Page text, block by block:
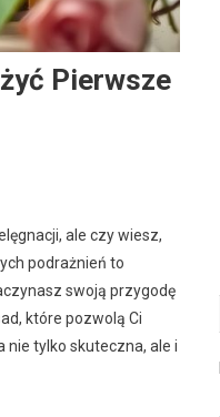
Pierwsze
ale czy wiesz,
podrażnień to
swoją przygodę
które pozwolą Ci
nie tylko skuteczna, ale i